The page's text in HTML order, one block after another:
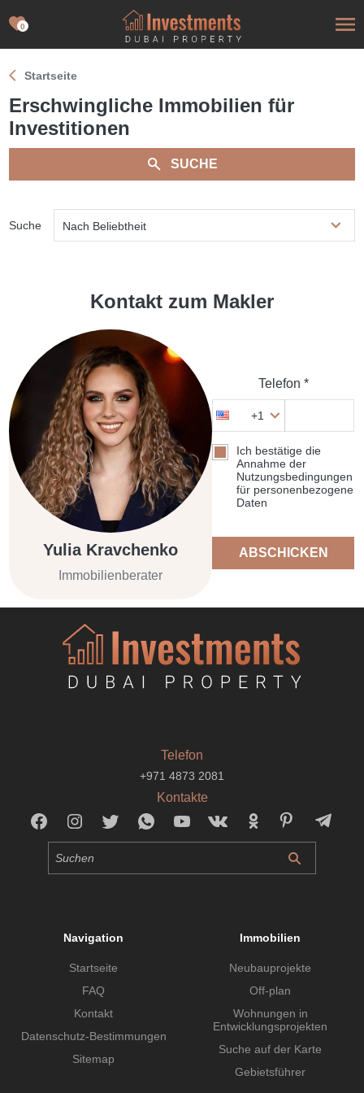
0
Startseite
Erschwingliche Immobilien für
Investitionen
SUCHE
Suche Nach Beliebtheit
Kontakt zum Makler
Yulia Kravchenko
Immobilienberater
Telefon *
+1
Ich bestätige die
Annahme der
Nutzungsbedingungen
für personenbezogene
Daten
ABSCHICKEN
Telefon
+971 4873 2081
Kontakte
Navigation
Startseite
FAQ
Kontakt
Datenschutz-Bestimmungen
Sitemap
Immobilien
Neubauprojekte
Off-plan
Wohnungen in
Entwicklungsprojekten
Suche auf der Karte
Gebietsführer